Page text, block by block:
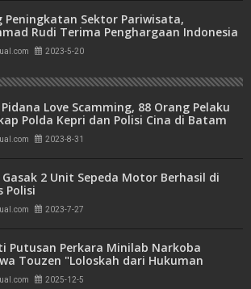
Peningkatan Sektor Pariwisata,
Rudi Terima Penghargaan Indonesia
Leader 2023-5-20
Love Scamming, 88 Orang Pelaku
Polda Kepri dan Polisi Cina di Batam
2023-8-31
2 Unit Sepeda Motor Berhasil di
Polisi
2023-7-27
Putusan Perkara Minilab Narkoba
Touzen "Loloskah dari Hukuman
Hidup atau Mati"
2025-12-5